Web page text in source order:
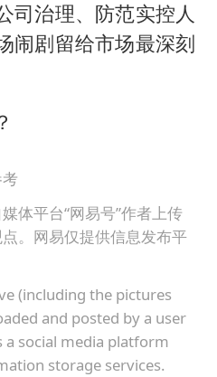
司治理、防范实控人
闹剧留给市场最深刻
体平台“网易号”作者上传
。网易仅提供信息发布平
(including the pictures
and posted by a user
a social media platform
storage services.